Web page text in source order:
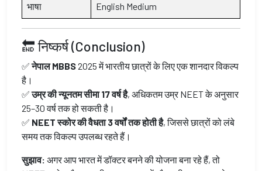
भाषा English Medium
🔚 निष्कर्ष (Conclusion)
✅नेपाल MBBS2025 में भारतीय छात्रों के लिए एक शानदार विकल्प
है।
✅उम्र की न्यूनतम सीमा 17 वर्ष है, अधिकतम उम्र NEET के अनुसार
25–30 वर्ष तक हो सकती है।
✅ NEET स्कोर की वैधता 3 वर्षों तक होती है, जिससे छात्रों को लंबे
समय तक विकल्प उपलब्ध रहते हैं।
सुझाव: अगर आप भारत में डॉक्टर बनने की योजना बना रहे हैं, तो